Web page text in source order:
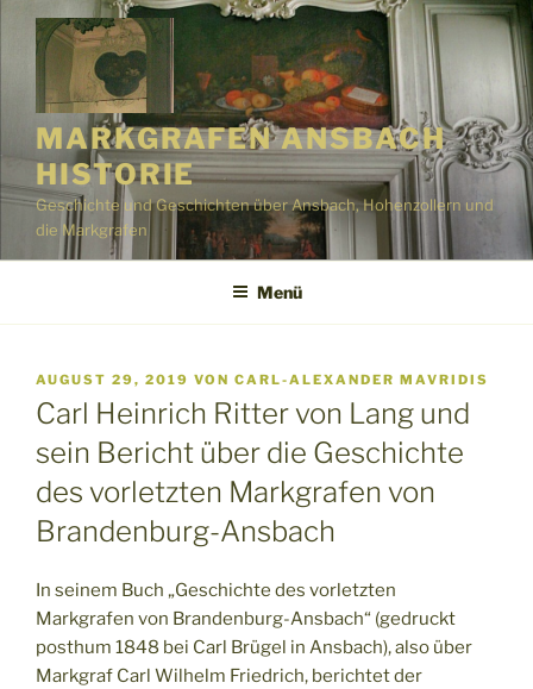
Zum
Inhalt
springen
MARKGRAFEN ANSBACH
HISTORIE
Geschichte und Geschichten über Ansbach, Hohenzollern und
die Markgrafen
Menü
VERÖFFENTLICHT
AM
AUGUST 29, 2019 VON CARL-ALEXANDER MAVRIDIS
Carl Heinrich Ritter von Lang und
sein Bericht über die Geschichte
des vorletzten Markgrafen von
Brandenburg-Ansbach
In seinem Buch „Geschichte des vorletzten
Markgrafen von Brandenburg-Ansbach“ (gedruckt
posthum 1848 bei Carl Brügel in Ansbach), also über
Markgraf Carl Wilhelm Friedrich, berichtet der